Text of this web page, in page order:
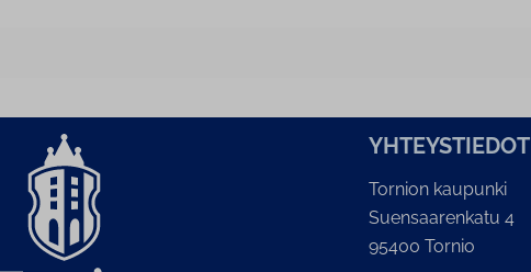
YH­TEYS­TIE­DOT
Tornion kaupunki
Suensaarenkatu 4
95400 Tornio